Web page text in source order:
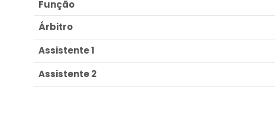
Função
Árbitro
Assistente 1
Assistente 2